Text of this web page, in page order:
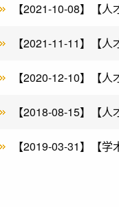
【2021-10-08】【
【2021-11-11】【
【2020-12-10】【
【2018-08-15】【
【2019-03-31】【